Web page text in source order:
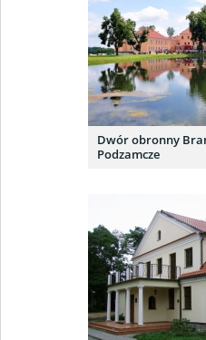
Dwór obronny
Podzamcze